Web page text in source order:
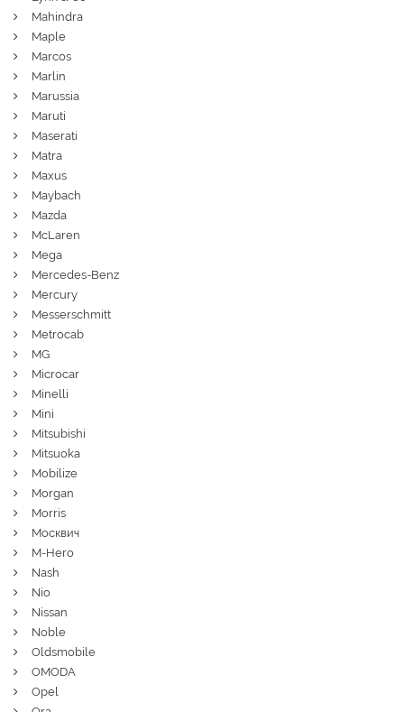
Mahindra
Maple
Marcos
Marlin
Marussia
Maruti
Maserati
Matra
Maxus
Maybach
Mazda
McLaren
Mega
Mercedes-Benz
Mercury
Messerschmitt
Metrocab
MG
Microcar
Minelli
Mini
Mitsubishi
Mitsuoka
Mobilize
Morgan
Morris
Москвич
M-Hero
Nash
Nio
Nissan
Noble
Oldsmobile
OMODA
Opel